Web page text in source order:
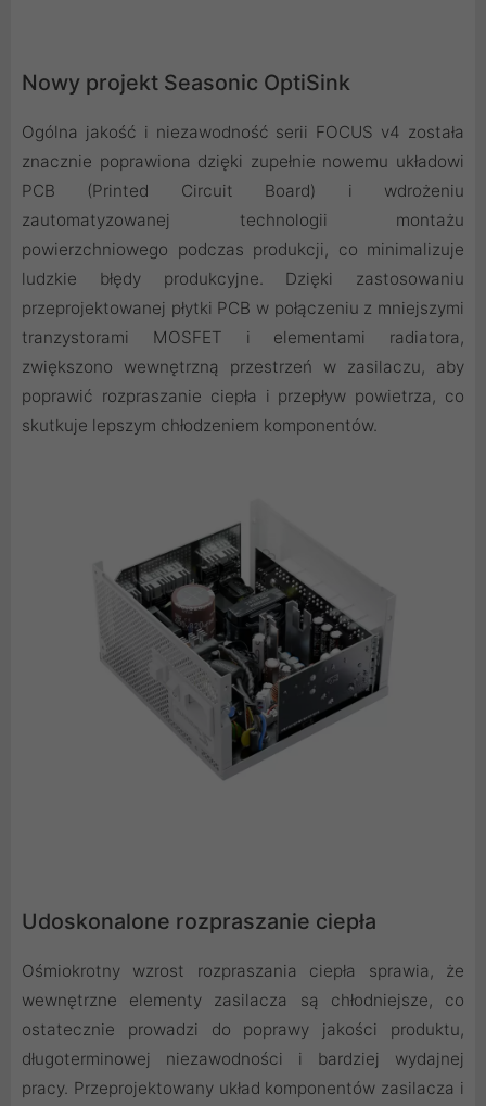
Nowy projekt Seasonic OptiSink
Ogólna jakość i niezawodność serii FOCUS v4 została
znacznie poprawiona dzięki zupełnie nowemu układowi
PCB (Printed Circuit Board) i wdrożeniu
zautomatyzowanej technologii montażu
powierzchniowego podczas produkcji, co minimalizuje
ludzkie błędy produkcyjne. Dzięki zastosowaniu
przeprojektowanej płytki PCB w połączeniu z mniejszymi
tranzystorami MOSFET i elementami radiatora,
zwiększono wewnętrzną przestrzeń w zasilaczu, aby
poprawić rozpraszanie ciepła i przepływ powietrza, co
skutkuje lepszym chłodzeniem komponentów.
Udoskonalone rozpraszanie ciepła
Ośmiokrotny wzrost rozpraszania ciepła sprawia, że
wewnętrzne elementy zasilacza są chłodniejsze, co
ostatecznie prowadzi do poprawy jakości produktu,
długoterminowej niezawodności i bardziej wydajnej
pracy. Przeprojektowany układ komponentów zasilacza i